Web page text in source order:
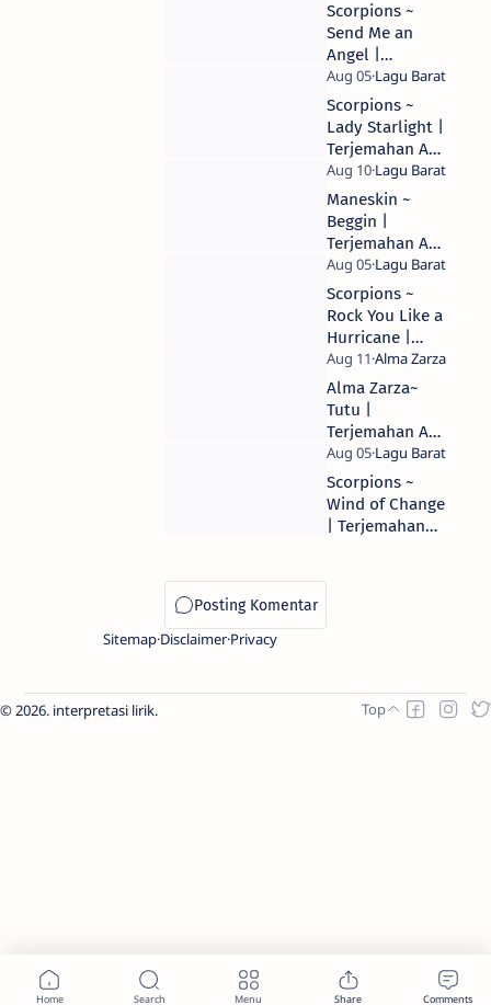
Scorpions ~
Send Me an
Angel |
Terjemahan Arti
& Makna Lirik
Lagu
Scorpions ~
Lady Starlight |
Terjemahan Arti
& Makna Lirik
Lagu
Maneskin ~
Beggin |
Terjemahan Arti
& Makna Lirik
Lagu
Scorpions ~
Rock You Like a
Hurricane |
Terjemahan Arti
& Makna Lirik
Lagu
Alma Zarza~
Tutu |
Terjemahan Arti
& Makna Lirik
Lagu
Scorpions ~
Wind of Change
| Terjemahan
Sitemap Disclaimer Privacy
2026. interpretasi lirik.